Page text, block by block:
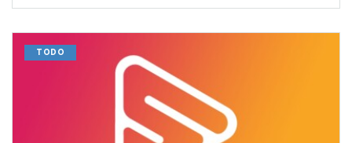
TODO